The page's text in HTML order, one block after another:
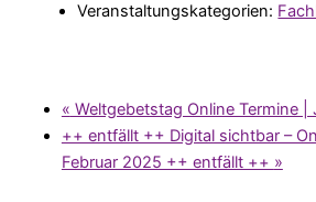
Veranstaltungskategorien:
« Weltgebetstag Online Termine |
++ entfällt ++ Digital sichtbar –
Februar 2025 ++ entfällt ++ »